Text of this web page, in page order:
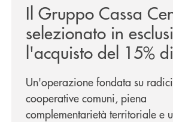
Il Gruppo Cassa
selezionato in
l'acquisto del 15%
Cambiano 1884
Un'operazione fondata su radici
cooperative comuni, piena
complementarietà territoriale e